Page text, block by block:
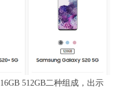
512GB二种组成，出示